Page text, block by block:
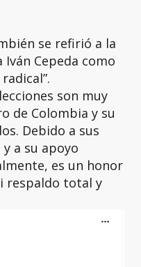
se refirió a la
Cepeda como
son muy
de Colombia y su
Debido a sus
a su apoyo
es un honor
respaldo total y